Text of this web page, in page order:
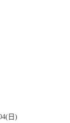
日)